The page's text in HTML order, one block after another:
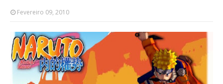
Fevereiro 09, 2010